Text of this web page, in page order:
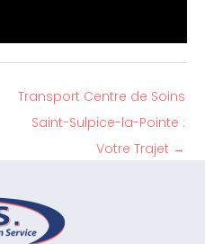
Transport Centre de Soins
Saint-Sulpice-la-Pointe :
Votre Trajet →